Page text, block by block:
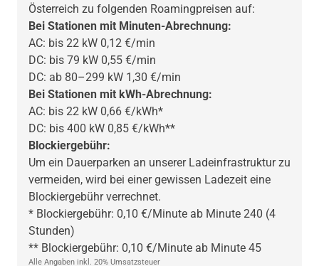
Österreich zu folgenden Roamingpreisen auf:
Bei Stationen mit Minuten-Abrechnung:
AC: bis 22 kW 0,12 €/min
DC: bis 79 kW 0,55 €/min
DC: ab 80–299 kW 1,30 €/min
Bei Stationen mit kWh-Abrechnung:
AC: bis 22 kW 0,66 €/kWh*
DC: bis 400 kW 0,85 €/kWh**
Blockiergebühr:
Um ein Dauerparken an unserer Ladeinfrastruktur zu
vermeiden, wird bei einer gewissen Ladezeit eine
Blockiergebühr verrechnet.
* Blockiergebühr: 0,10 €/Minute ab Minute 240 (4
Stunden)
** Blockiergebühr: 0,10 €/Minute ab Minute 45
Alle Angaben inkl. 20% Umsatzsteuer